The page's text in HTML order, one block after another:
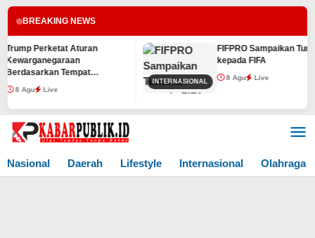
BREAKING NEWS
Perketat Aturan
Tempat
8 Agu Live
INTERNASIONAL
FIFPRO Sampaikan
kepada FIFA
8 Agu Live
Lewati
Nasional
Daerah Lifestyle Internasional Olahraga